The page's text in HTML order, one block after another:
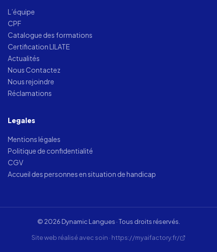
L’équipe
CPF
Catalogue des formations
Certification LILATE
Actualités
Nous Contactez
Nous rejoindre
Réclamations
Legales
Mentions légales
Politique de confidentialité
CGV
Accueil des personnes en situation de handicap
© 2026 Dynamic Langues · Tous droits réservés.
Site web réalisé avec soin · https://myaifactory.fr/